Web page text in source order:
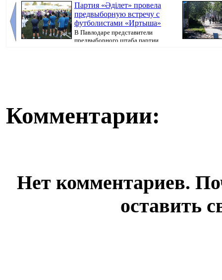
Партия «Әділет» провела
предвыборную встречу с
футболистами «Иртыша»
В Павлодаре представители
предвыборного штаба партии
Комментарии:
Нет комментариев.
оставить